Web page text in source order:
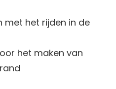
met het rijden in de
het maken van